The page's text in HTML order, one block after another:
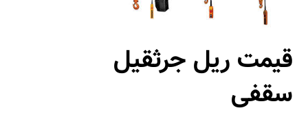
قیمت ریل جرثقیل
سقفی